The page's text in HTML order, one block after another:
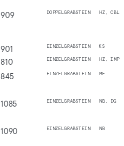
909 DOPPELGRABSTEIN HZ, CBL
901 EINZELGRABSTEIN KS
810 EINZELGRABSTEIN HZ, IMP
845 EINZELGRABSTEIN ME
1085 EINZELGRABSTEIN NB, DG
1090 EINZELGRABSTEIN NB